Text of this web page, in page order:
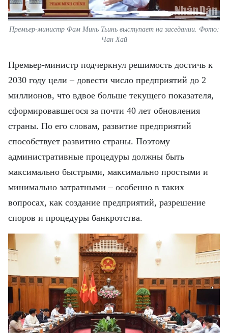
Премьер-министр Фам Минь Тьинь выступает на заседании. Фото:
Чан Хай
Премьер-министр подчеркнул решимость достичь к
2030 году цели – довести число предприятий до 2
миллионов, что вдвое больше текущего показателя,
сформировавшегося за почти 40 лет обновления
страны. По его словам, развитие предприятий
способствует развитию страны. Поэтому
административные процедуры должны быть
максимально быстрыми, максимально простыми и
минимально затратными – особенно в таких
вопросах, как создание предприятий, разрешение
споров и процедуры банкротства.